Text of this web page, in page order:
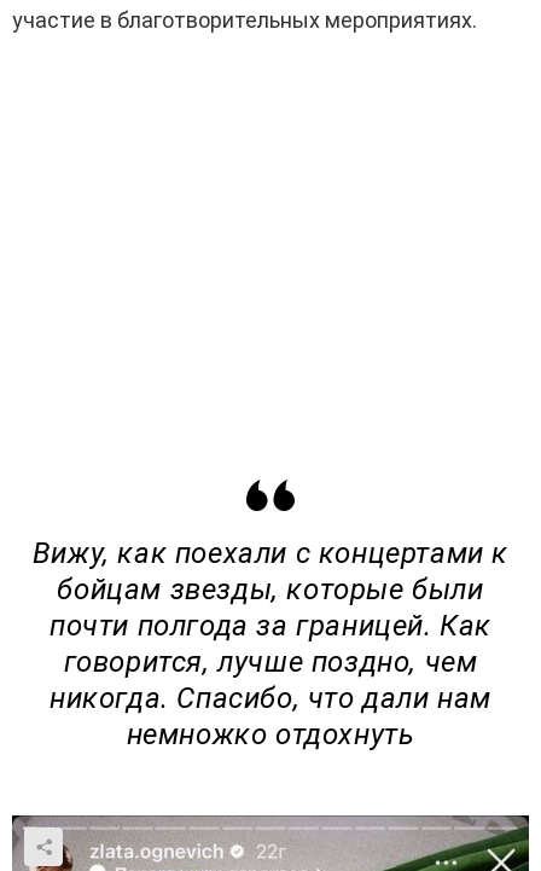
участие в благотворительных мероприятиях.
Вижу, как поехали с концертами к
бойцам звезды, которые были
почти полгода за границей. Как
говорится, лучше поздно, чем
никогда. Спасибо, что дали нам
немножко отдохнуть